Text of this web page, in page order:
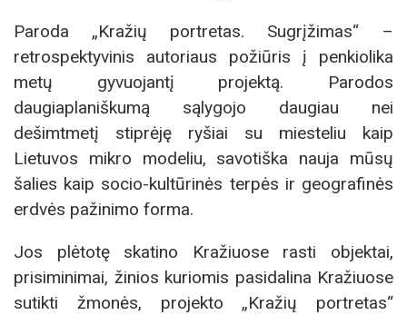
Paroda „Kražių portretas. Sugrįžimas“ –
retrospektyvinis autoriaus požiūris į penkiolika
metų gyvuojantį projektą. Parodos
daugiaplaniškumą sąlygojo daugiau nei
dešimtmetį stiprėję ryšiai su miesteliu kaip
Lietuvos mikro modeliu, savotiška nauja mūsų
šalies kaip socio-kultūrinės terpės ir geografinės
erdvės pažinimo forma.
Jos plėtotę skatino Kražiuose rasti objektai,
prisiminimai, žinios kuriomis pasidalina Kražiuose
sutikti žmonės, projekto „Kražių portretas“